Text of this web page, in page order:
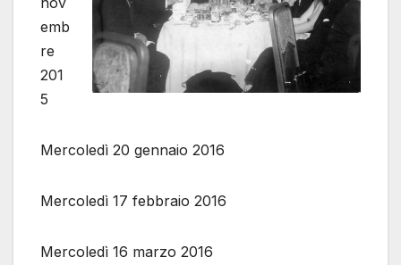
emb
re
201
5
Mercoledì 20 gennaio 2016
Mercoledì 17 febbraio 2016
Mercoledì 16 marzo 2016